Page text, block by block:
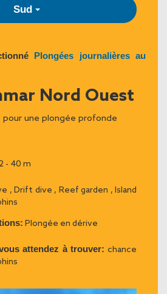
Sud
Plongées journalières au
Nord Ouest
une plongée profonde
- 40 m
, Drift dive , Reef garden , Island
Plongée en dérive
attendez à trouver: chance